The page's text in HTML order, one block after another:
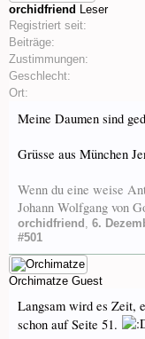
orchidfriend Leser
Registriert seit:
Beiträge:
Zustimmungen:
Geschlecht:
Ort:
Meine Daumen sind
Grüsse aus München
Wenn du eine weise
Johann Wolfgang von
orchidfriend , 6.
#501
Orchimatze Guest
Langsam wird es Zeit,
schon auf Seite 51.